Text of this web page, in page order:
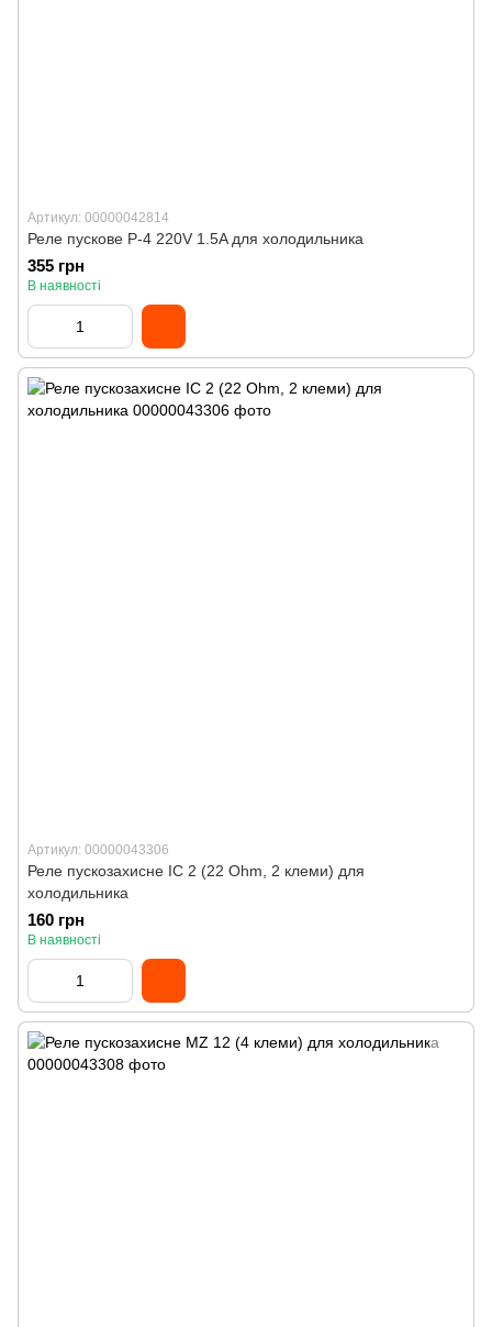
Артикул: 00000042814
Реле пускове Р-4 220V 1.5A для холодильника
355 грн
В наявності
Артикул: 00000043306
Реле пускозахисне IC 2 (22 Ohm, 2 клеми) для
холодильника
160 грн
В наявності